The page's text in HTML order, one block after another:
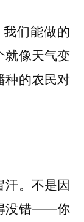
们能做的
就像天气变
种的农民对
汗。不是因
没错——你